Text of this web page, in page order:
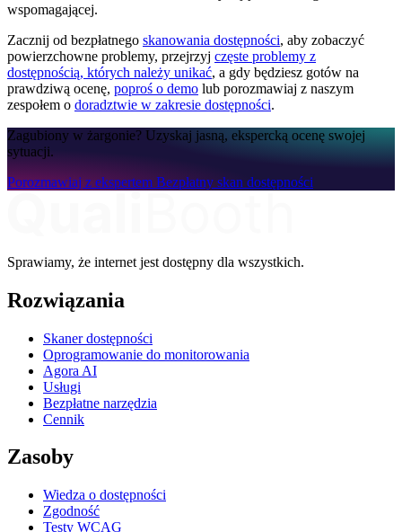
wspomagającej.
Zacznij od bezpłatnego skanowania dostępności, aby zobaczyć
powierzchowne problemy, przejrzyj częste problemy z
dostępnością, których należy unikać, a gdy będziesz gotów na
prawdziwą ocenę, poproś o demo lub porozmawiaj z naszym
zespołem o doradztwie w zakresie dostępności.
Zagubiony w żargonie? Uzyskaj jasną, ekspercką ocenę swojej
sytuacji.
Porozmawiaj z ekspertem Bezpłatny skan dostępności
Sprawiamy, że internet jest dostępny dla wszystkich.
Rozwiązania
Skaner dostępności
Oprogramowanie do monitorowania
Agora AI
Usługi
Bezpłatne narzędzia
Cennik
Zasoby
Wiedza o dostępności
Zgodność
Testy WCAG